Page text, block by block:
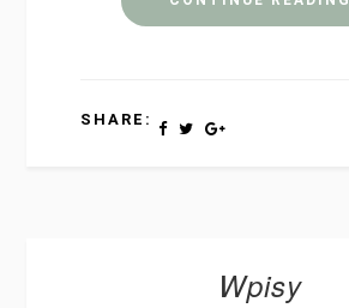
SHARE:
Wpisy